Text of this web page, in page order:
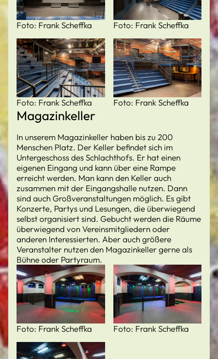
Foto: Frank Scheffka Foto: Frank Scheffka
Foto: Frank Scheffka Foto: Frank Scheffka
Magazinkeller
In unserem Magazinkeller haben bis zu 200
Menschen Platz. Der Keller befindet sich im
Untergeschoss des Schlachthofs. Er hat einen
eigenen Eingang und kann über eine Rampe
erreicht werden. Man kann den Keller auch
zusammen mit der Eingangshalle nutzen. Dann
sind auch Großveranstaltungen möglich. Es gibt
Konzerte, Partys und Lesungen, die überwiegend
selbst organisiert sind. Gebucht werden die Räume
überwiegend von Vereinsmitgliedern oder
anderen Interessierten. Aber auch größere
Veranstalter nutzen den Magazinkeller gerne als
Bühne oder Partyraum.
Foto: Frank Scheffka Foto: Frank Scheffka